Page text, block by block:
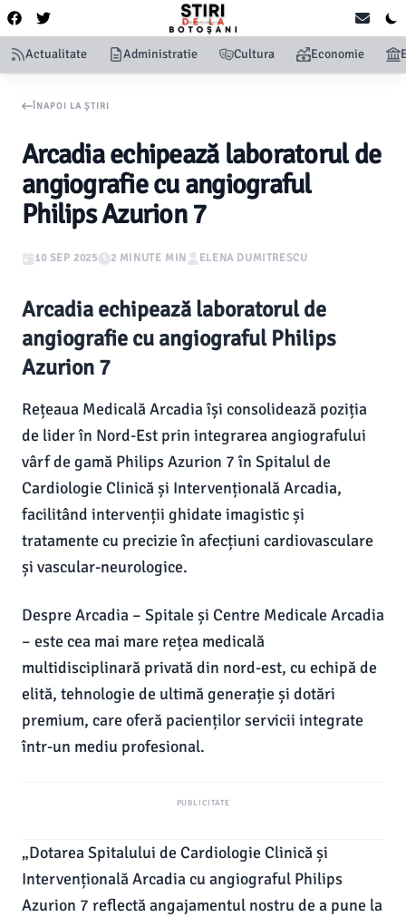
Actualitate Administratie Cultura Economie
ÎNAPOI LA ȘTIRI
Arcadia echipează laboratorul de
angiografie cu angiograful
Philips Azurion 7
10 SEP 2025 2 MINUTE MIN ELENA DUMITRESCU
Arcadia echipează laboratorul de
angiografie cu angiograful Philips
Azurion 7
Rețeaua Medicală Arcadia își consolidează poziția
de lider în Nord-Est prin integrarea angiografului
vârf de gamă Philips Azurion 7 în Spitalul de
Cardiologie Clinică și Intervențională Arcadia,
facilitând intervenții ghidate imagistic și
tratamente cu precizie în afecțiuni cardiovasculare
și vascular-neurologice.
Despre Arcadia – Spitale și Centre Medicale Arcadia
– este cea mai mare rețea medicală
multidisciplinară privată din nord-est, cu echipă de
elită, tehnologie de ultimă generație și dotări
premium, care oferă pacienților servicii integrate
într-un mediu profesional.
PUBLICITATE
„Dotarea Spitalului de Cardiologie Clinică și
Intervențională Arcadia cu angiograful Philips
Azurion 7 reflectă angajamentul nostru de a pune la